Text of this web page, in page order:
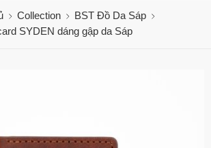
Collection
BST Đồ Da Sáp
SYDEN dáng gập da Sáp